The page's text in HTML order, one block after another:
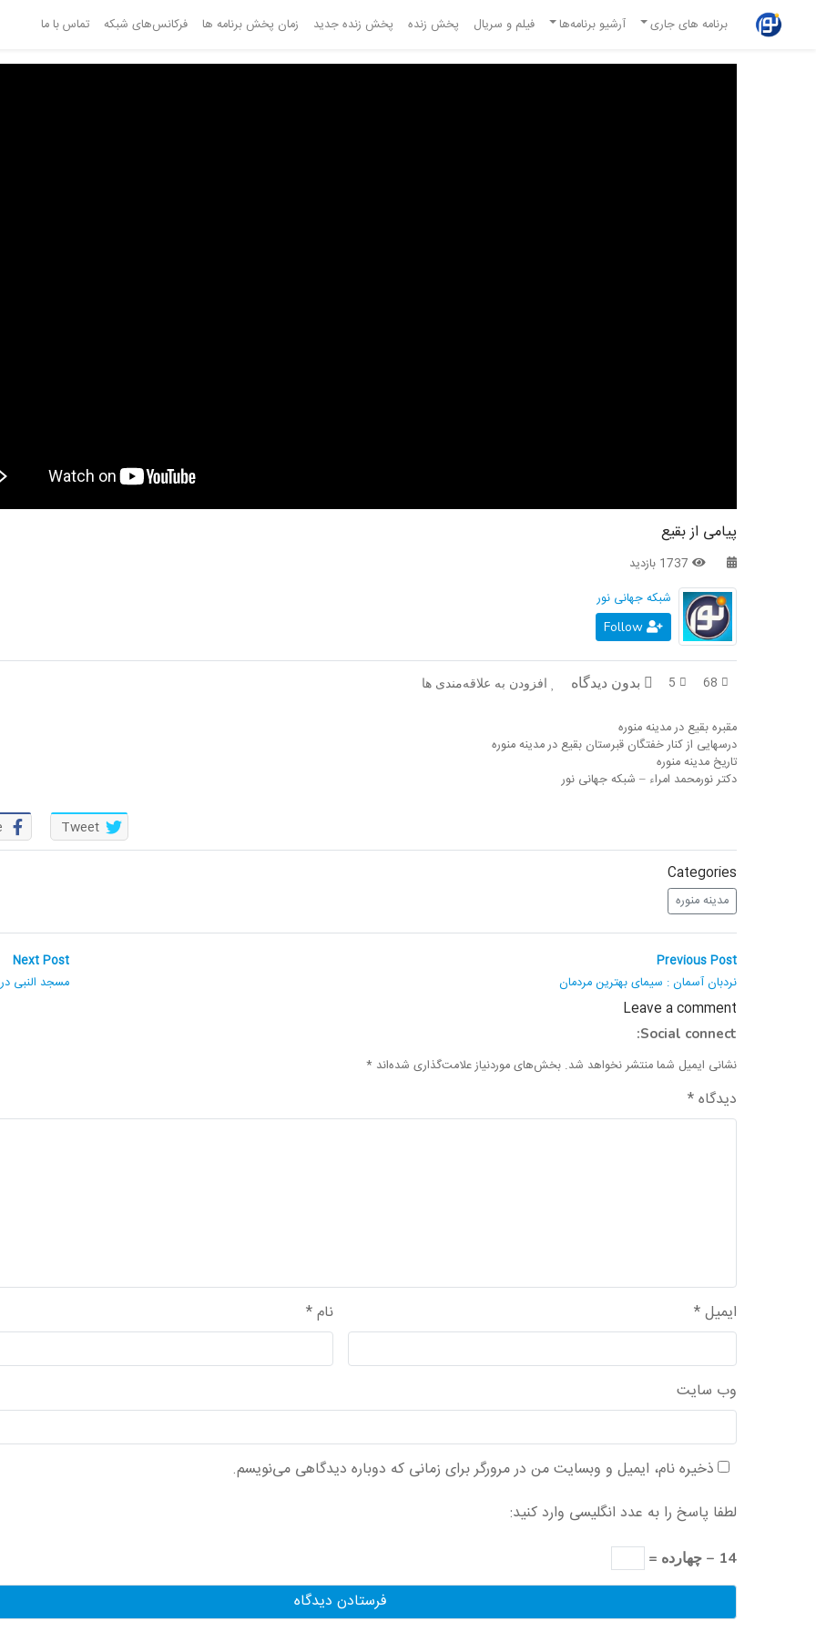
برنامه های جاری آرشیو برنامه‌ها فیلم و سریال پخش زنده پخش زنده جدید زمان پخش برنامه ها فرکانس‌های شبکه تماس با ما
پیامی از بقیع
1737 بازدید
شبکه جهانی نور
68
5 بدون دیدگاه افزودن به علاقه‌مندی ها
مقبره بقیع در مدینه منوره
درسهایی از کنار خفتگان قبرستان بقیع در مدینه منوره
تاریخ مدینه منوره
دکتر نورمحمد امراء – شبکه جهانی نور
Tweet
Categories
مدینه منوره
راهبری
نوشته
Previous Post
Previous
post:
نردبان آسمان : سیمای بهترین مردمان
Next Post
مسجد النبی
Leave a comment
Social connect:
نشانی ایمیل شما منتشر نخواهد شد. بخش‌های موردنیاز علامت‌گذاری شده‌اند *
دیدگاه*
نام* ایمیل*
وب‌ سایت
ذخیره نام، ایمیل و وبسایت من در مرورگر برای زمانی که دوباره دیدگاهی می‌نویسم.
لطفا پاسخ را به عدد انگلیسی وارد کنید:
14 − چهارده =